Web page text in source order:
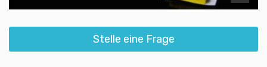
Stelle eine Frage